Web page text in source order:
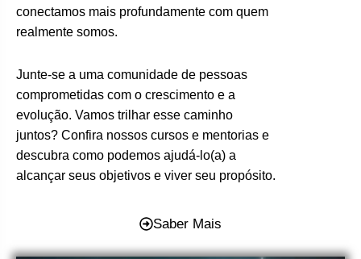
conectamos mais profundamente com quem
realmente somos.
Junte-se a uma comunidade de pessoas
comprometidas com o crescimento e a
evolução. Vamos trilhar esse caminho
juntos? Confira nossos cursos e mentorias e
descubra como podemos ajudá-lo(a) a
alcançar seus objetivos e viver seu propósito.
Saber Mais